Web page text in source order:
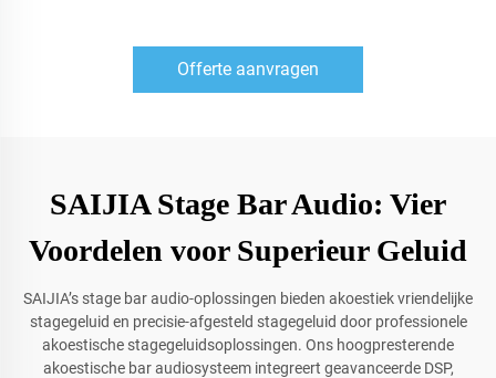
Offerte aanvragen
SAIJIA Stage Bar Audio: Vier
Voordelen voor Superieur Geluid
SAIJIA’s stage bar audio-oplossingen bieden akoestiek vriendelijke
stagegeluid en precisie-afgesteld stagegeluid door professionele
akoestische stagegeluidsoplossingen. Ons hoogpresterende
akoestische bar audiosysteem integreert geavanceerde DSP,